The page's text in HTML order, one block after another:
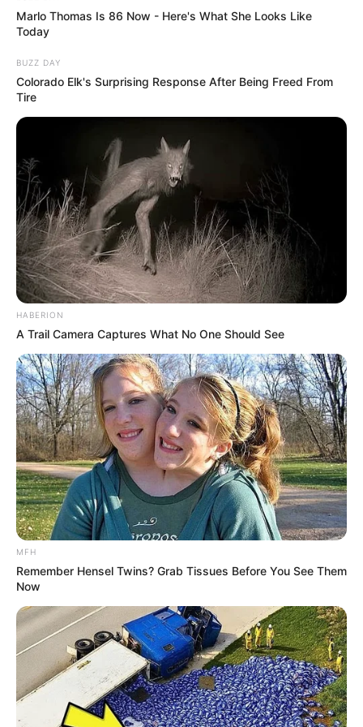
ΥΠΟΣΤΗΡΙΞΤΕ ΤΟΝ ΑΓΩΝΑ ΜΑΣ
Επισκεφτείτετο κανάλι μου στο youtube
ψάχνετε πραγματικά να βρείτε την αλήθεια… Η
Ενημέρωση που δεν θα ακούσετε ποτέ από τα
κυρίαρχα ΜΜΕ… Υποστηρίξτε αυτόν τον αγώνα με
την εγγραφή, τα κόσμια σχόλια και τα λάικ σας…
FACEBOOK ΑΡΈΣΕΙ
YOUTUBE ΕΓΓΡΑΦΕΊΤΕ
EMAIL ΑΚΟΛΟΥΘΉΣΤΕ
Marlo Thomas Is 86 Now - Here's What She Looks Like
Today
BUZZ DAY
Colorado Elk's Surprising Response After Being Freed From
Tire
HABERION
A Trail Camera Captures What No One Should See
MFH
Remember Hensel Twins? Grab Tissues Before You See Them
Now